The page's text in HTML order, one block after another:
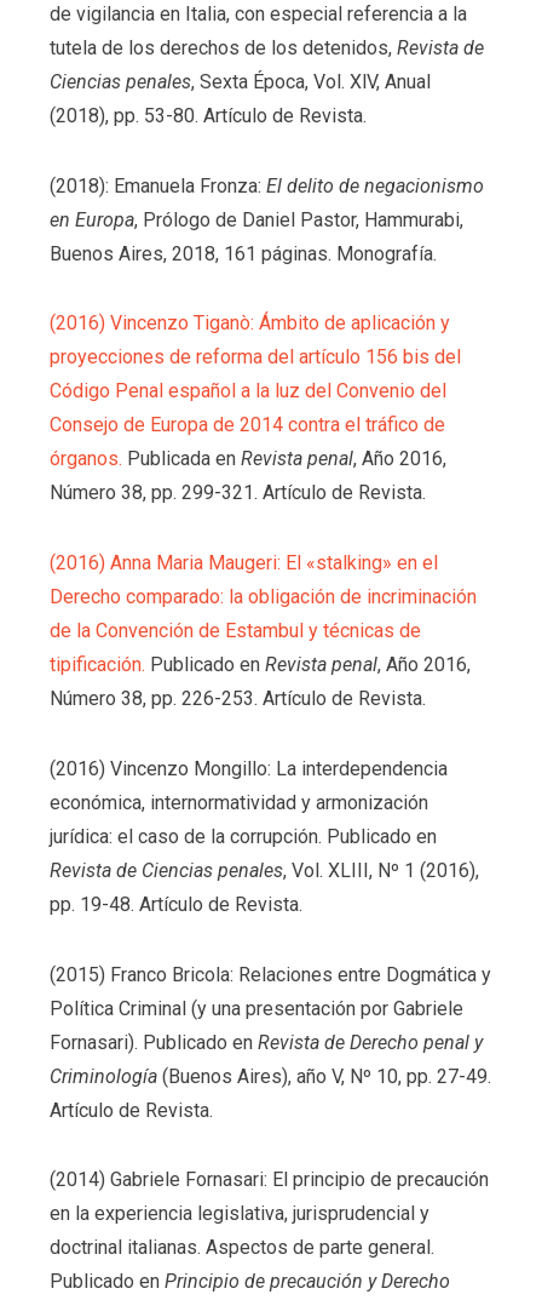
de vigilancia en Italia, con especial referencia a la
tutela de los derechos de los detenidos, Revista de
Ciencias penales, Sexta Época, Vol. XlV, Anual
(2018), pp. 53-80. Artículo de Revista.
(2018): Emanuela Fronza: El delito de negacionismo
en Europa, Prólogo de Daniel Pastor, Hammurabi,
Buenos Aires, 2018, 161 páginas. Monografía.
(2016) Vincenzo Tiganò: Ámbito de aplicación y
proyecciones de reforma del artículo 156 bis del
Código Penal español a la luz del Convenio del
Consejo de Europa de 2014 contra el tráfico de
órganos. Publicada en Revista penal, Año 2016,
Número 38, pp. 299-321. Artículo de Revista.
(2016) Anna Maria Maugeri: El «stalking» en el
Derecho comparado: la obligación de incriminación
de la Convención de Estambul y técnicas de
tipificación. Publicado en Revista penal, Año 2016,
Número 38, pp. 226-253. Artículo de Revista.
(2016) Vincenzo Mongillo: La interdependencia
económica, internormatividad y armonización
jurídica: el caso de la corrupción. Publicado en
Revista de Ciencias penales, Vol. XLIII, Nº 1 (2016),
pp. 19-48. Artículo de Revista.
(2015) Franco Bricola: Relaciones entre Dogmática y
Política Criminal (y una presentación por Gabriele
Fornasari). Publicado en Revista de Derecho penal y
Criminología(Buenos Aires), año V, Nº 10, pp. 27-49.
Artículo de Revista.
(2014) Gabriele Fornasari: El principio de precaución
en la experiencia legislativa, jurisprudencial y
doctrinal italianas. Aspectos de parte general.
Publicado en Principio de precaución y Derecho